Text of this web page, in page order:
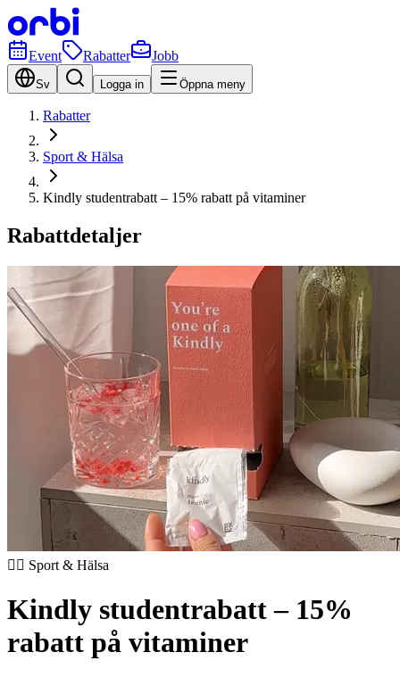
Event Rabatter Jobb
Sv Logga in Öppna meny
Rabatter
Sport & Hälsa
Kindly studentrabatt – 15% rabatt på vitaminer
Rabattdetaljer
🏃‍♂️ Sport & Hälsa
Kindly studentrabatt – 15%
rabatt på vitaminer